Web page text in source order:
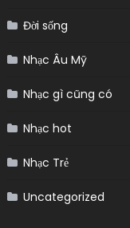
Đời sống
Nhạc Âu Mỹ
Nhạc gì cũng có
Nhạc hot
Nhạc Trẻ
Uncategorized